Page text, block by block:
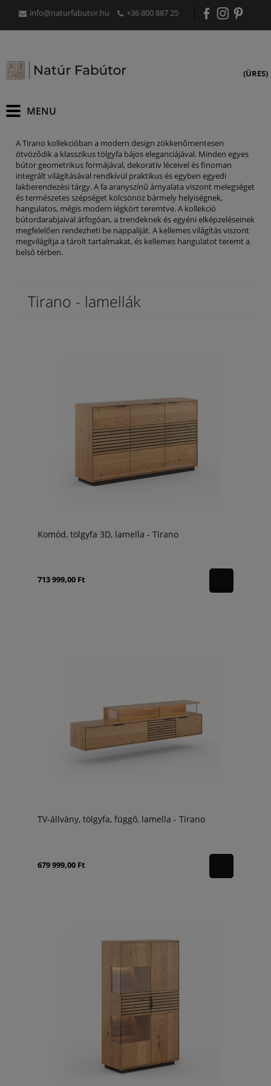
info@naturfabutor.hu +36 800 887 25
(ÜRES)
A Tirano kollekcióban a modern design zökkenőmentesen
ötvöződik a klasszikus tölgyfa bájos eleganciájával. Minden egyes
bútor geometrikus formájával, dekoratív léceivel és finoman
integrált világításával rendkívül praktikus és egyben egyedi
lakberendezési tárgy. A fa aranyszínű árnyalata viszont melegséget
és természetes szépséget kölcsönöz bármely helyiségnek,
hangulatos, mégis modern légkört teremtve. A kollekció
bútordarabjaival átfogóan, a trendeknek és egyéni elképzeléseinek
megfelelően rendezheti be nappaliját. A kellemes világítás viszont
megvilágítja a tárolt tartalmakat, és kellemes hangulatot teremt a
belső térben.
Tirano - lamellák
Komód, tölgyfa 3D, lamella - Tirano
713 999,00 Ft
TV-állvány, tölgyfa, függő, lamella - Tirano
679 999,00 Ft